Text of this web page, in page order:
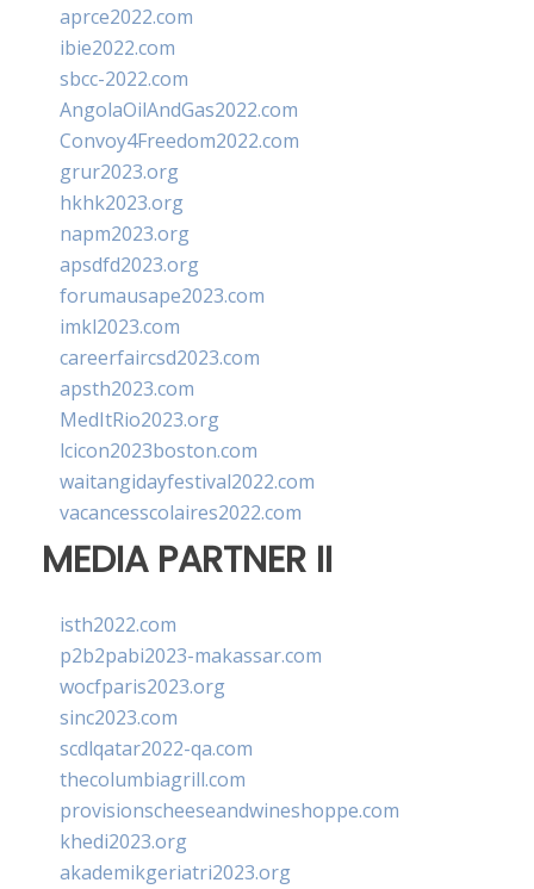
aprce2022.com
ibie2022.com
sbcc-2022.com
AngolaOilAndGas2022.com
Convoy4Freedom2022.com
grur2023.org
hkhk2023.org
napm2023.org
apsdfd2023.org
forumausape2023.com
imkl2023.com
careerfaircsd2023.com
apsth2023.com
MedItRio2023.org
lcicon2023boston.com
waitangidayfestival2022.com
vacancesscolaires2022.com
MEDIA PARTNER II
isth2022.com
p2b2pabi2023-makassar.com
wocfparis2023.org
sinc2023.com
scdlqatar2022-qa.com
thecolumbiagrill.com
provisionscheeseandwineshoppe.com
khedi2023.org
akademikgeriatri2023.org